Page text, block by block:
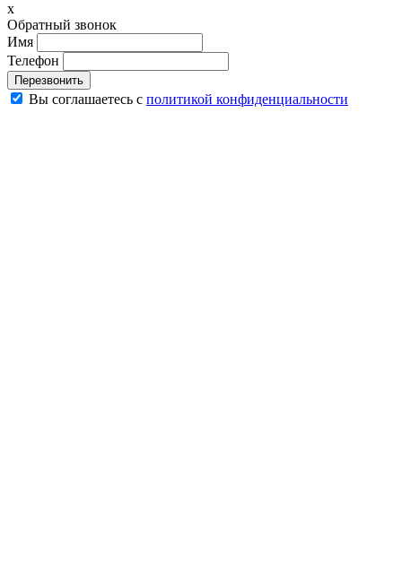
x
Обратный звонок
Имя
Телефон
Перезвонить
Вы соглашаетесь с политикой конфиденциальности